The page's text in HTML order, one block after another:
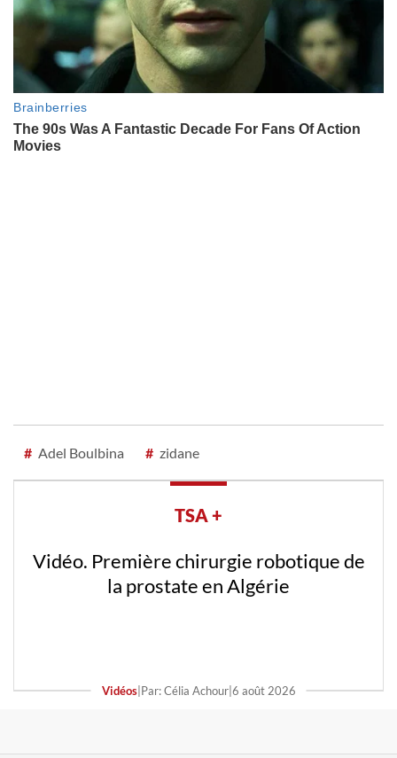
# Adel Boulbina # zidane
TSA +
Vidéo. Première chirurgie robotique de
la prostate en Algérie
Vidéos| Par: Célia Achour| 6 août 2026